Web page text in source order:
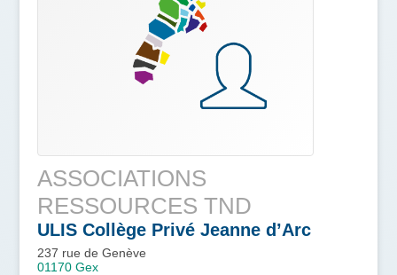
ASSOCIATIONS
RESSOURCES TND
ULIS Collège Privé Jeanne d’Arc
237 rue de Genève
01170 Gex